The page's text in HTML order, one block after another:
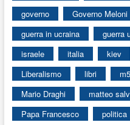
governo
Governo Meloni
guerra in ucraina
guerra
israele
italia kiev
Liberalismo
libri
Mario Draghi
matteo
Papa Francesco
politica